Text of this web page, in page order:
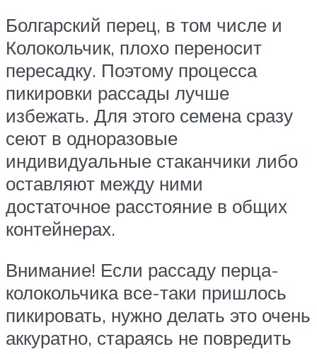
Болгарский перец, в том числе и
Колокольчик, плохо переносит
пересадку. Поэтому процесса
пикировки рассады лучше
избежать. Для этого семена сразу
сеют в одноразовые
индивидуальные стаканчики либо
оставляют между ними
достаточное расстояние в общих
контейнерах.
Внимание! Если рассаду перца-
колокольчика все-таки пришлось
пикировать, нужно делать это очень
аккуратно, стараясь не повредить